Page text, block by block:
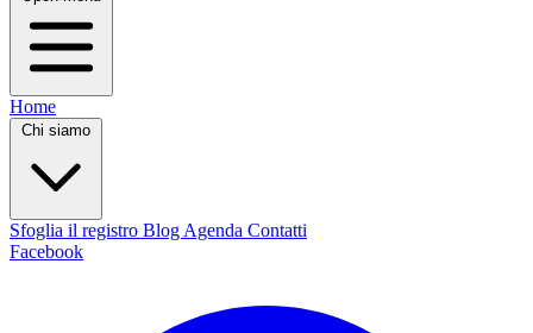
Home
Chi siamo
Sfoglia il registro Blog Agenda Contatti
Facebook